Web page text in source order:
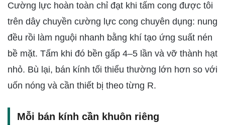
Cường lực hoàn toàn chỉ đạt khi tấm cong được tôi
trên dây chuyền cường lực cong chuyên dụng: nung
đều rồi làm nguội nhanh bằng khí tạo ứng suất nén
bề mặt. Tấm khi đó bền gấp 4–5 lần và vỡ thành hạt
nhỏ. Bù lại, bán kính tối thiểu thường lớn hơn so với
uốn nóng và cần thiết bị theo từng R.
Mỗi bán kính cần khuôn riêng